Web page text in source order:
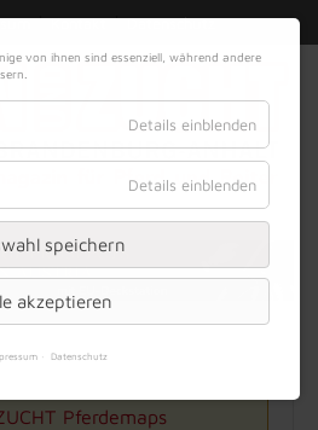
|Kontakt|Datenschutz
Pferdemaps
von ihnen sind essenziell, während andere
Details einblenden
Details einblenden
speichern
akzeptieren
Datenschutz